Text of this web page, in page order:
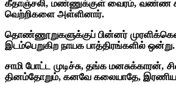
கீதாஞ்சலி, மண்ணுக்குள் வைரம், வண்ண
வெற்றிகளை அள்ளினார்.
தொண்ணூறுகளுக்குப் பின்னர்
இடம்பெறுகிற நாயக பாத்திரங்களில் ஒன்று.
சாமி போட்ட முடிச்சு, தங்க
தினம்தோறும், கனவே கலையாதே,